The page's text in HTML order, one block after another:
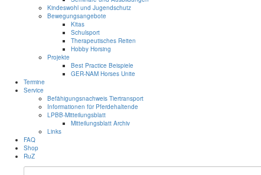
Kindeswohl und Jugendschutz
Bewegungsangebote
Kitas
Schulsport
Therapeutisches Reiten
Hobby Horsing
Projekte
Best Practice Beispiele
GER-NAM Horses Unite
Termine
Service
Befähigungsnachweis Tiertransport
Informationen für Pferdehaltende
LPBB-Mitteilungsblatt
Mitteilungsblatt Archiv
Links
FAQ
Shop
RuZ